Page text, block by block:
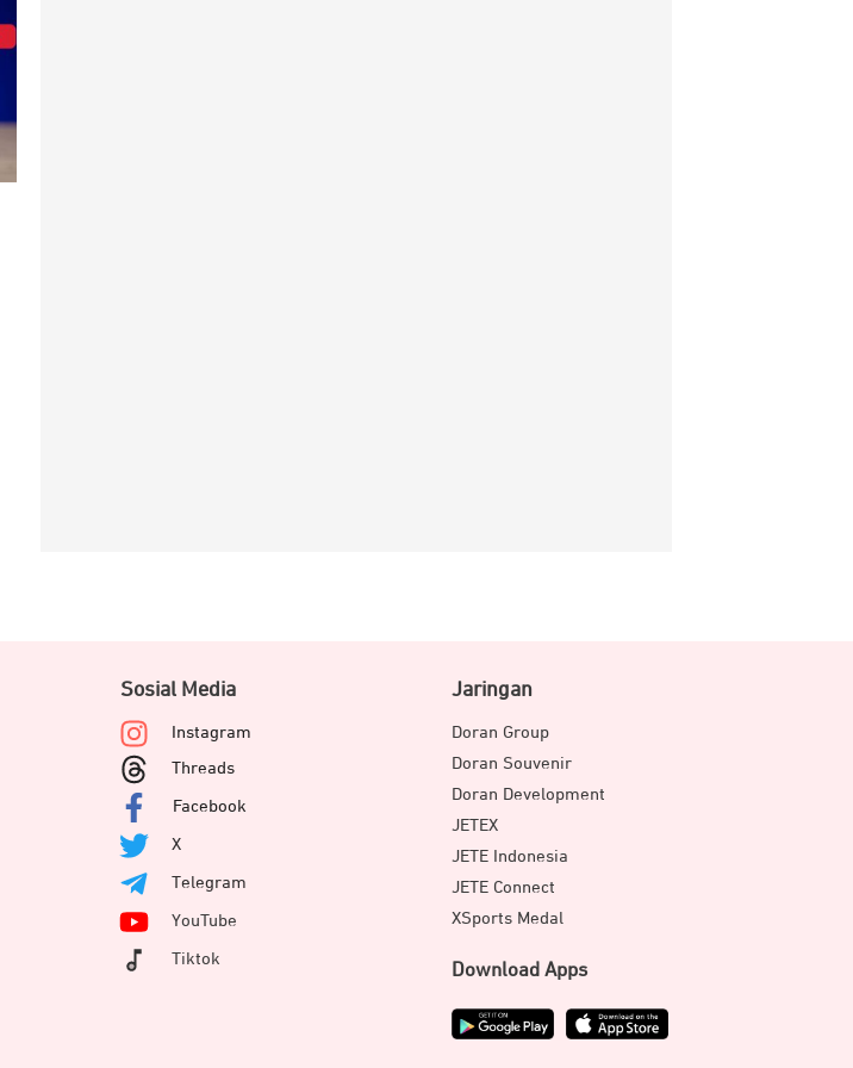
Sosial Media
Instagram
Threads
Facebook
X
Telegram
YouTube
Tiktok
Jaringan
Doran Group
Doran Souvenir
Doran Development
JETEX
JETE Indonesia
JETE Connect
XSports Medal
Download Apps